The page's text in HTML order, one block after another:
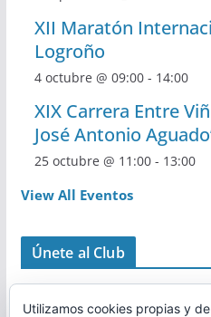
XII Maratón
Logroño
4 octubre @ 09:00- 14:00
XIX Carrera Entre
José Antonio
25 octubre @ 11:00- 13:00
View All Eventos
Únete al Club
Utilizamos cookies propias y